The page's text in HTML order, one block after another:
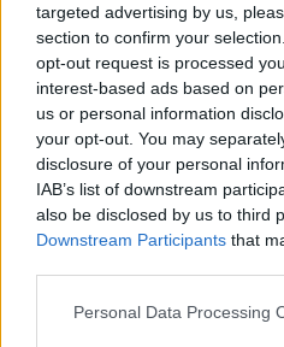
targeted advertising by us,
section to confirm your
opt-out request is processed
interest-based ads based on
us or personal information
your opt-out. You may
disclosure of your personal
IAB’s list of downstream
also be disclosed by us to third
Downstream Participants that
Personal Data Processing
Δημοσιεύθηκε σε Συνεντεύξεις |
Θεσσαλονίκη,ΠΑΟΚ,